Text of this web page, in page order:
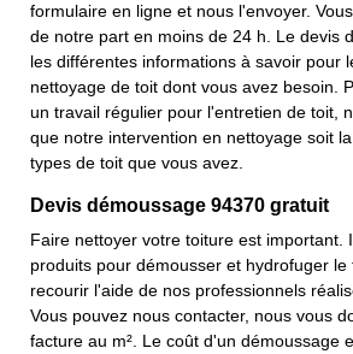
formulaire en ligne et nous l'envoyer.
de notre part en moins de 24 h. Le devis
les différentes informations à savoir pour
nettoyage de toit dont vous avez besoin.
un travail régulier pour l'entretien de toit,
que notre intervention en nettoyage soit
types de toit que vous avez.
Devis démoussage 94370 gratuit
Faire nettoyer votre toiture est important.
produits pour démousser et hydrofuger le
recourir l'aide de nos professionnels
Vous pouvez nous contacter, nous vous
facture au m². Le coût d'un démoussage